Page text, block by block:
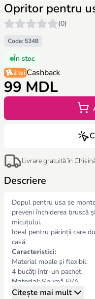
Opritor pentru
(0)
Code: 5348
În stoc
2 lei Cashback
99 MDL
Livrare gratuită în
Descriere
Dopul pentru usa se
preveni închiderea bruscă
micuțului.
Ideal pentru părinții care
casă.
Caracteristici:
Material moale și flexibil.
4 bucăți într-un pachet.
Material: Spumă EVA
Dimensiuni:94 x 92 x 18
Citește mai mult